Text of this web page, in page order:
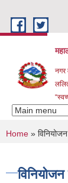
नगर
You are
Home »